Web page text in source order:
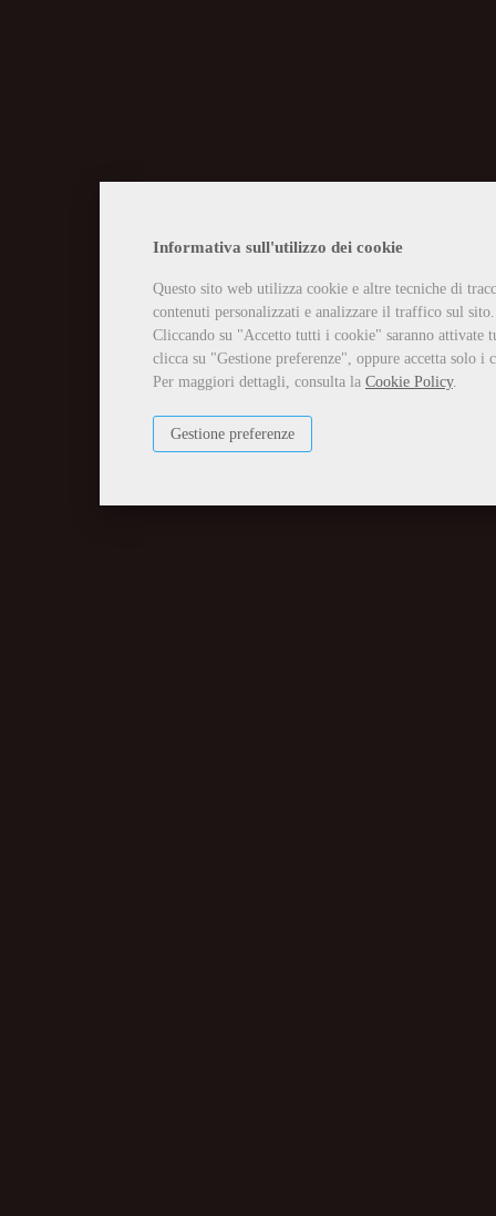
Informativa sull'utilizzo dei cookie
Questo sito web utilizza cookie e altre tecniche di
contenuti personalizzati e analizzare il traffico sul sito.
Cliccando su "Accetto tutti i cookie" saranno attivate
clicca su "Gestione preferenze", oppure accetta solo
Per maggiori dettagli, consulta la Cookie Policy.
Gestione preferenze
CHIUSURA
Vi informiamo che la casa
Tutti gli ordini ricevuti in tali
Per qualsiasi necessità